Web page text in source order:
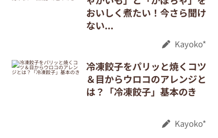
おいしく煮たい！今さら聞け
ない...
Kayoko*
冷凍餃子をパリッと焼くコツ
＆目からウロコのアレンジと
は？「冷凍餃子」基本のき
Kayoko*